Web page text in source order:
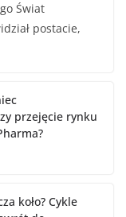
Świat
postacie,
przejęcie rynku
koło? Cykle